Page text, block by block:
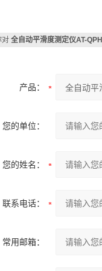
全自动平滑度测定仪AT-QPH
产品：
您的单位：
您的姓名：
联系电话：
常用邮箱：